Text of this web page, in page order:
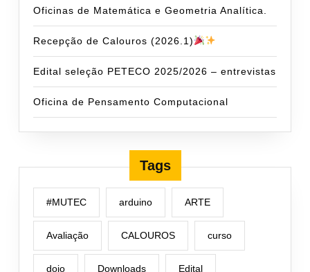
Oficinas de Matemática e Geometria Analítica.
Recepção de Calouros (2026.1)
Edital seleção PETECO 2025/2026 – entrevistas
Oficina de Pensamento Computacional
Tags
#MUTEC arduino ARTE
Avaliação CALOUROS curso
dojo Downloads Edital